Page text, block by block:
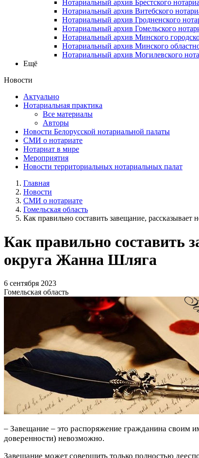
Нотариальный архив Брестского
Нотариальный архив Витебского
Нотариальный архив Гродненского
Нотариальный архив Гомельского
Нотариальный архив Минского
Нотариальный архив Минского
Нотариальный архив Могилевского
Ещё
Новости
Актуально
Нотариальная практика
Все материалы
Авторы
Новости Белорусской нотариальной палаты
СМИ о нотариате
Нотариат в мире
Мероприятия
Новости территориальных нотариальных палат
Главная
Новости
СМИ о нотариате
Гомельская область
Как правильно составить завещание, рассказывает
Как правильно составить
округа Жанна Шляга
6 сентября 2023
Гомельская область
– Завещание – это распоряжение гражданина своим
доверенности) невозможно.
Завещание может совершить только полностью